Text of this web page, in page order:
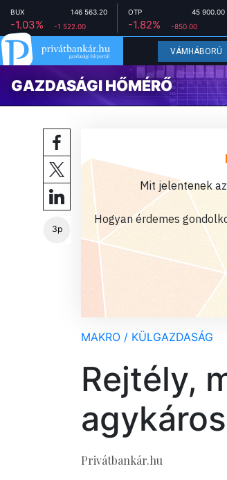
BUX 146 563.20
-1.03% -1 522.00
OTP 45 900.00
-1.82% -850.00
VÁMHÁBORÚ
GAZDASÁGI HŐMÉRŐ
3p
Mit jelentenek
Hogyan érdemes
MAKRO / KÜLGAZDASÁG
Rejtély,
Privátbankár.hu